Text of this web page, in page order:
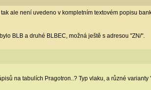
ale není uvedeno v kompletním textovém popisu
BLB a druhé BLBEC, možná ještě s adresou "ZN/".
na tabulích Pragotron..? Typ vlaku, a různé